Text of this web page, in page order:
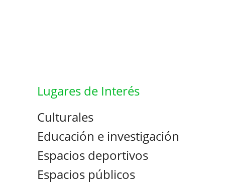
Lugares de Interés
Culturales
Educación e investigación
Espacios deportivos
Espacios públicos